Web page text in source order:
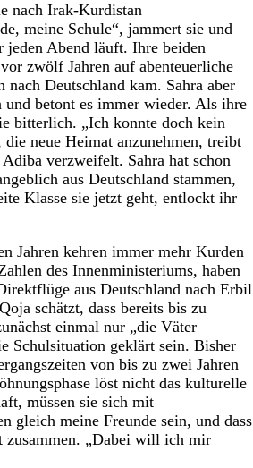
nach Irak-Kurdistan
meine Schule“, jammert sie und
jeden Abend läuft. Ihre beiden
zwölf Jahren auf abenteuerliche
Deutschland kam. Sahra aber
betont es immer wieder. Als ihre
bitterlich. „Ich konnte doch kein
neue Heimat anzunehmen, treibt
verzweifelt. Sahra hat schon
aus Deutschland stammen,
Klasse sie jetzt geht, entlockt ihr
Jahren kehren immer mehr Kurden
des Innenministeriums, haben
aus Deutschland nach Erbil
schätzt, dass bereits bis zu
einmal nur „die Väter
Schulsituation geklärt sein. Bisher
von bis zu zwei Jahren
löst nicht das kulturelle
müssen sie sich mit
gleich meine Freunde sein, und dass
zusammen. „Dabei will ich mir